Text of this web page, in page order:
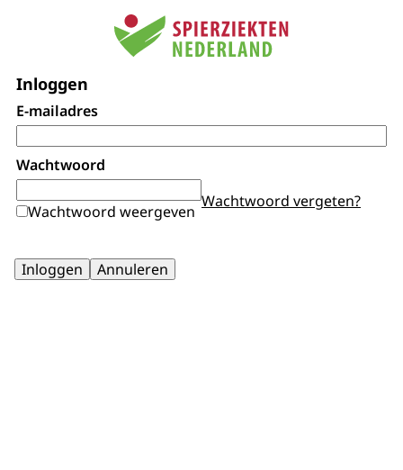
Inloggen
E-mailadres
Wachtwoord
Wachtwoord weergeven
Wachtwoord vergeten?
Inloggen Annuleren